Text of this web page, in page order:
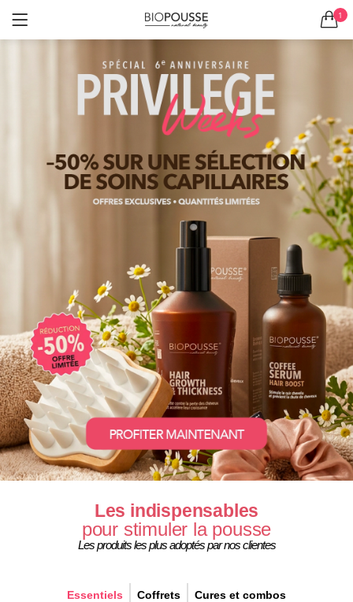
1
LOGIN S'ENREGISTRER
Se souvenir de moi
Les indispensables
pour stimuler la pousse
Les produits les plus adoptés par nos clientes
Essentiels Coffrets Cures et combos